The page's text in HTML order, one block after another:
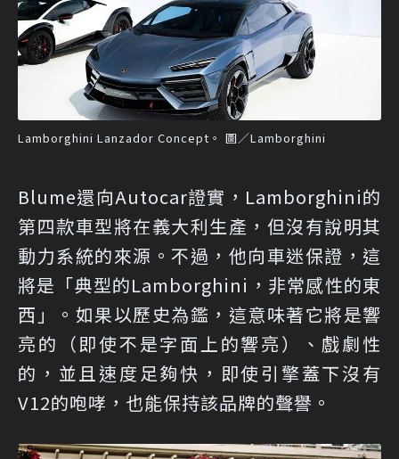
Lamborghini Lanzador Concept。 圖／Lamborghini
Blume還向Autocar證實，Lamborghini的
第四款車型將在義大利生產，但沒有說明其
動力系統的來源。不過，他向車迷保證，這
將是「典型的Lamborghini，非常感性的東
西」。如果以歷史為鑑，這意味著它將是響
亮的（即使不是字面上的響亮）、戲劇性
的，並且速度足夠快，即使引擎蓋下沒有
V12的咆哮，也能保持該品牌的聲譽。